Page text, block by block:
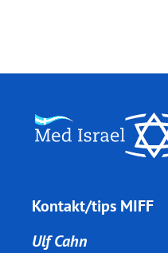
Kontakt/tips MIFF
Ulf Cahn